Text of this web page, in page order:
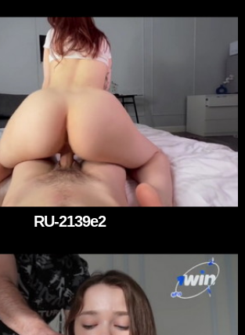
RU-2139e2